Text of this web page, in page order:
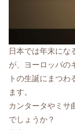
日本では年末にな
が、ヨーロッパの
トの生誕にまつわ
ます。
カンタータやミサ
でしょうか？